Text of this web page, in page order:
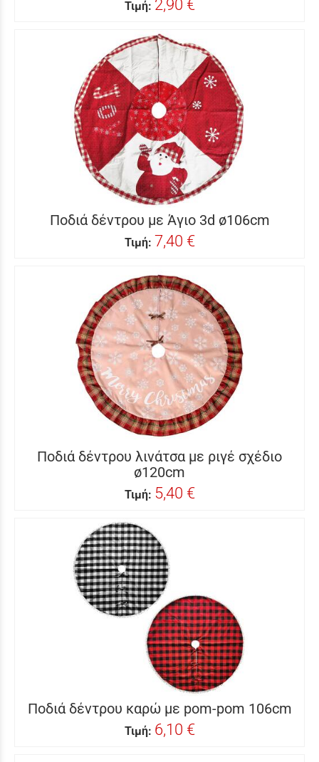
Τιμή: 2,90 €
Ποδιά δέντρου με Άγιο 3d ø106cm
Τιμή: 7,40 €
Ποδιά δέντρου λινάτσα με ριγέ σχέδιο
ø120cm
Τιμή: 5,40 €
Ποδιά δέντρου καρώ με pom-pom 106cm
Τιμή: 6,10 €